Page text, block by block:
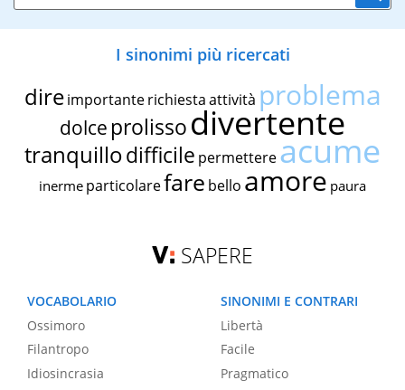
I sinonimi più ricercati
dire importante richiestaattività problema
dolce prolissodivertente
tranquillodifficile permettereacume
inerme particolarefare bello amore paura
SAPERE
VOCABOLARIO
Ossimoro
Filantropo
Idiosincrasia
SINONIMI E CONTRARI
Libertà
Facile
Pragmatico